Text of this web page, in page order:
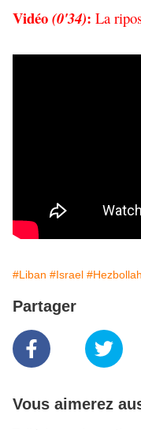
Vidéo(0'34): La
#Liban #Israel #Hezbollah
Partager
Vous aimerez